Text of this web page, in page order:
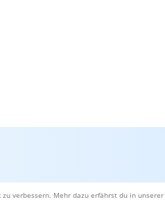
verbessern. Mehr dazu erfährst du in unserer